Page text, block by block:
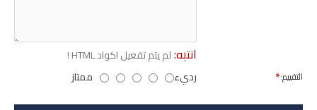
انتبه:لم يتم تفعيل اكواد HTML !
التقييم: رديء ممتاز